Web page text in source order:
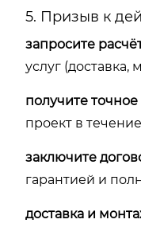
5. Призыв к
запросите
услуг (доставка,
получите
проект в
заключите
гарантией и
доставка и